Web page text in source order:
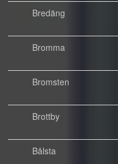
Bredäng
Bromma
Bromsten
Brottby
Bålsta